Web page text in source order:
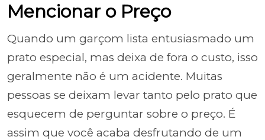
Mencionar o Preço
Quando um garçom lista entusiasmado um
prato especial, mas deixa de fora o custo, isso
geralmente não é um acidente. Muitas
pessoas se deixam levar tanto pelo prato que
esquecem de perguntar sobre o preço. É
assim que você acaba desfrutando de um